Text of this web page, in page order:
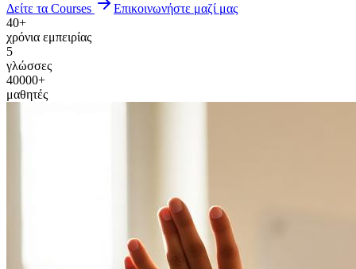
Δείτε τα Courses
Επικοινωνήστε μαζί μας
40+
χρόνια εμπειρίας
5
γλώσσες
40000+
μαθητές